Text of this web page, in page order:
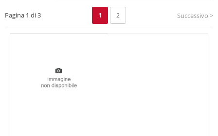
Pagina 1 di 3 1 2 Successivo >